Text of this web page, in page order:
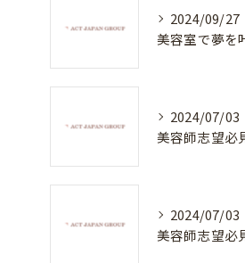
2024/09/27
2024/07/03
2024/07/03